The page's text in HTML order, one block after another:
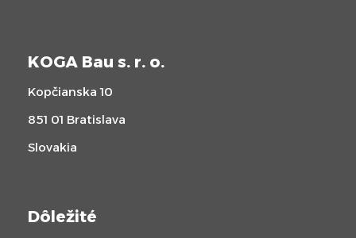
KOGA Bau s. r. o.
Kopčianska 10
851 01 Bratislava
Slovakia
Dôležité